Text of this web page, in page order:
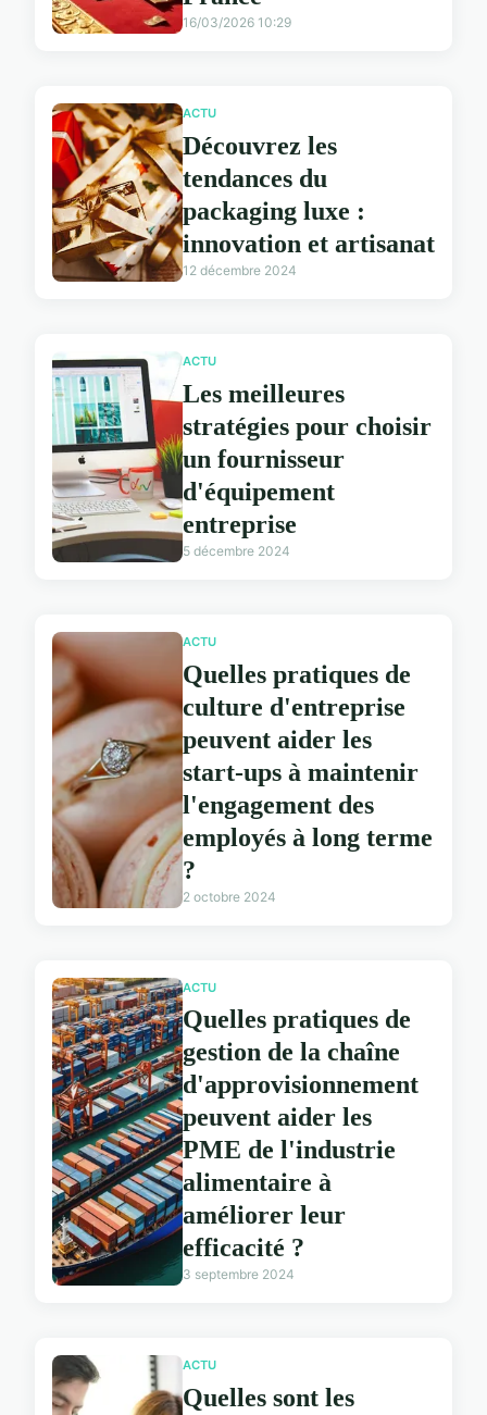
16/03/2026 10:29
ACTU
Découvrez les
tendances du
packaging luxe :
innovation et artisanat
12 décembre 2024
ACTU
Les meilleures
stratégies pour choisir
un fournisseur
d'équipement
entreprise
5 décembre 2024
ACTU
Quelles pratiques de
culture d'entreprise
peuvent aider les
start-ups à maintenir
l'engagement des
employés à long terme
?
2 octobre 2024
ACTU
Quelles pratiques de
gestion de la chaîne
d'approvisionnement
peuvent aider les
PME de l'industrie
alimentaire à
améliorer leur
efficacité ?
3 septembre 2024
ACTU
Quelles sont les